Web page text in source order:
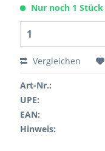
Nur noch 1
Vergleichen
Art-Nr.:
UPE:
EAN:
Hinweis: